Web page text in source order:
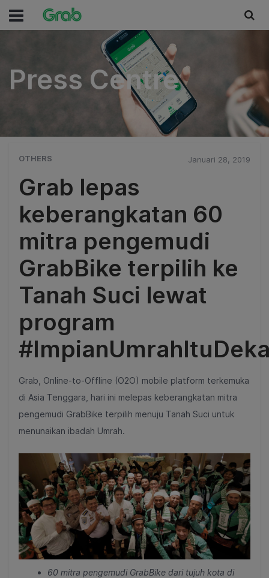
Press Centre
Press Centre
OTHERS Januari 28, 2019
Grab lepas
keberangkatan 60
mitra pengemudi
GrabBike terpilih ke
Tanah Suci lewat
program
Grab, Online-to-Offline (O2O) mobile platform terkemuka
di Asia Tenggara, hari ini melepas keberangkatan mitra
pengemudi GrabBike terpilih menuju Tanah Suci untuk
menunaikan ibadah Umrah.
60 mitra pengemudi GrabBike dari tujuh kota di